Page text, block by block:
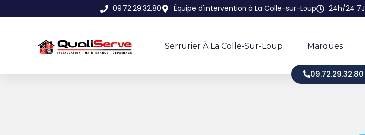
09.72.29.32.80 Équipe d'intervention à La Colle-sur-Loup 24h/24
Serrurier À La Colle-Sur-Loup Marques
09.72.29.32.80